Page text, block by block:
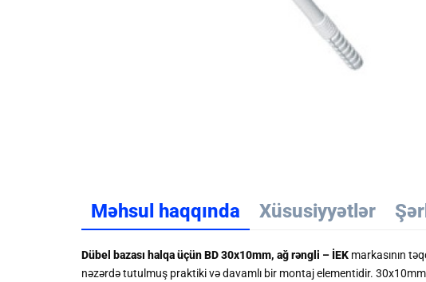
Məhsul haqqında Xüsusiyyətlər
Dübel bazası halqa üçün BD 30x10mm, ağ rəngli – İEK markasının
nəzərdə tutulmuş praktiki və davamlı bir montaj elementidir.